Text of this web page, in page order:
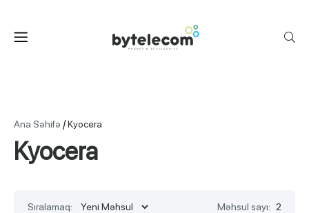
Ana Səhifə /Kyocera
Kyocera
Sıralamaq: Məhsul sayı: 2